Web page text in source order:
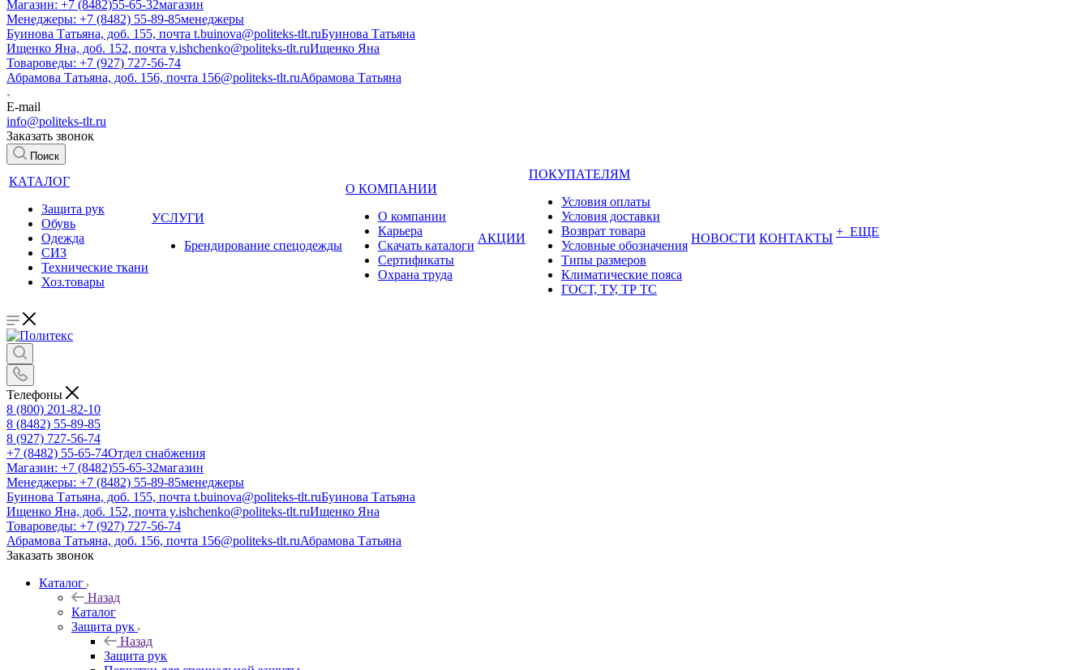
Магазин: +7 (8482)55-65-32магазин
Менеджеры: +7 (8482) 55-89-85менеджеры
Буинова Татьяна, доб. 155, почта t.buinova@politeks-tlt.ruБуинова Татьяна
Ищенко Яна, доб. 152, почта y.ishchenko@politeks-tlt.ruИщенко Яна
Товароведы: +7 (927) 727-56-74
Абрамова Татьяна, доб. 156, почта 156@politeks-tlt.ruАбрамова Татьяна
E-mail
info@politeks-tlt.ru
Заказать звонок
Поиск
КАТАЛОГ
Защита рук
Обувь
Одежда
СИЗ
Технические ткани
Хоз.товары
УСЛУГИ
Брендирование спецодежды
О КОМПАНИИ
О компании
Карьера
Cкачать каталоги
Сертификаты
Охрана труда
АКЦИИ
ПОКУПАТЕЛЯМ
Условия оплаты
Условия доставки
Возврат товара
Условные обозначения
Типы размеров
Климатические пояса
ГОСТ, ТУ, ТР ТС
НОВОСТИ КОНТАКТЫ + ЕЩЕ
Телефоны
8 (800) 201-82-10
8 (8482) 55-89-85
8 (927) 727-56-74
+7 (8482) 55-65-74Отдел снабжения
Магазин: +7 (8482)55-65-32магазин
Менеджеры: +7 (8482) 55-89-85менеджеры
Буинова Татьяна, доб. 155, почта t.buinova@politeks-tlt.ruБуинова Татьяна
Ищенко Яна, доб. 152, почта y.ishchenko@politeks-tlt.ruИщенко Яна
Товароведы: +7 (927) 727-56-74
Абрамова Татьяна, доб. 156, почта 156@politeks-tlt.ruАбрамова Татьяна
Заказать звонок
Каталог
Назад
Каталог
Защита рук
Назад
Защита рук